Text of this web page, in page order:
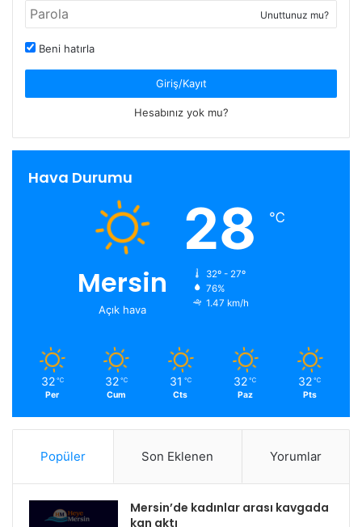
Unuttunuz mu?
Beni hatırla
Giriş/Kayıt
Hesabınız yok mu?
Hava Durumu
Mersin
Açık hava
28 ℃
32º - 27º
76%
1.47 km/h
32 ℃
Per
32 ℃
Cum
31 ℃
Cts
32 ℃
Paz
32 ℃
Pts
Popüler Son Eklenen Yorumlar
Mersin’de kadınlar arası kavgada
kan aktı